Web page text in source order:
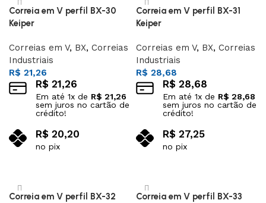
Correia em V perfil BX-30
Keiper
Correias em V, BX, Correias
Industriais
R$ 21,26
R$ 21,26
Em até 1x de R$ 21,26
sem juros no cartão de
crédito!
R$ 20,20
no pix
Correia em V perfil BX-31
Keiper
Correias em V, BX, Correias
Industriais
R$ 28,68
R$ 28,68
Em até 1x de R$ 28,68
sem juros no cartão de
crédito!
R$ 27,25
no pix
Correia em V perfil BX-32
Correia em V perfil BX-33